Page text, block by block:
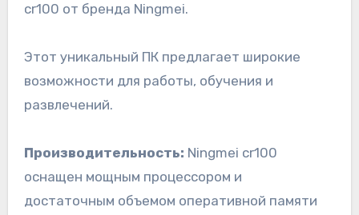
cr100 от бренда Ningmei.
Этот уникальный ПК предлагает широкие
возможности для работы, обучения и
развлечений.
Производительность: Ningmei cr100
оснащен мощным процессором и
достаточным объемом оперативной памяти